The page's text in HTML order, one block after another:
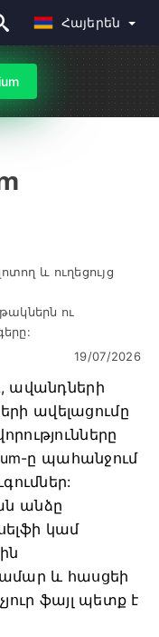
Հայերեն
և ուղեցույց
ու
19/07/2026
ավանդների
ավելացումը
ը պահանջում
​​անձը
կամ
և հասցեի
ֆայլ պետք է